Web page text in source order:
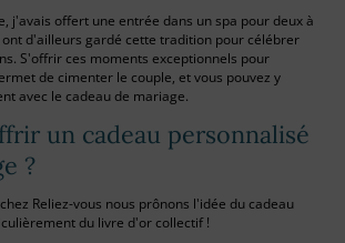
j'avais offert une entrée dans un spa pour deux à
ont d'ailleurs gardé cette tradition pour célébrer
S'offrir ces moments exceptionnels pour
de cimenter le couple, et vous pouvez y
avec le cadeau de mariage.
un cadeau personnalisé
?
Reliez-vous nous prônons l'idée du cadeau
du livre d'or collectif !